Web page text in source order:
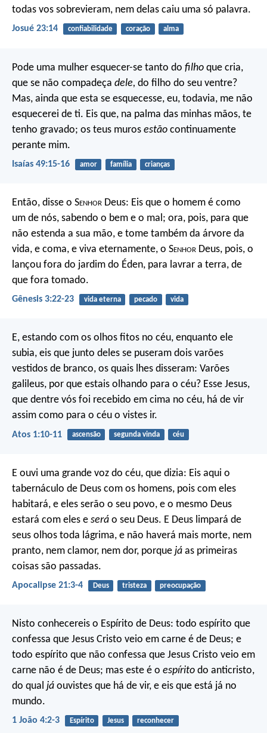
todas vos sobrevieram, nem delas caiu uma só palavra.
Josué 23:14 confiabilidade coração alma
Pode uma mulher esquecer-se tanto do filho que cria,
que se não compadeça dele, do filho do seu ventre?
Mas, ainda que esta se esquecesse, eu, todavia, me não
esquecerei de ti. Eis que, na palma das minhas mãos, te
tenho gravado; os teus muros estão continuamente
perante mim.
Isaías 49:15-16 amor família crianças
Então, disse o Senhor Deus: Eis que o homem é como
um de nós, sabendo o bem e o mal; ora, pois, para que
não estenda a sua mão, e tome também da árvore da
vida, e coma, e viva eternamente, o Senhor Deus, pois, o
lançou fora do jardim do Éden, para lavrar a terra, de
que fora tomado.
Gênesis 3:22-23 vida eterna pecado vida
E, estando com os olhos fitos no céu, enquanto ele
subia, eis que junto deles se puseram dois varões
vestidos de branco, os quais lhes disseram: Varões
galileus, por que estais olhando para o céu? Esse Jesus,
que dentre vós foi recebido em cima no céu, há de vir
assim como para o céu o vistes ir.
Atos 1:10-11 ascensão segunda vinda céu
E ouvi uma grande voz do céu, que dizia: Eis aqui o
tabernáculo de Deus com os homens, pois com eles
habitará, e eles serão o seu povo, e o mesmo Deus
estará com eles e será o seu Deus. E Deus limpará de
seus olhos toda lágrima, e não haverá mais morte, nem
pranto, nem clamor, nem dor, porque já as primeiras
coisas são passadas.
Apocalipse 21:3-4 Deus tristeza preocupação
Nisto conhecereis o Espírito de Deus: todo espírito que
confessa que Jesus Cristo veio em carne é de Deus; e
todo espírito que não confessa que Jesus Cristo veio em
carne não é de Deus; mas este é o espírito do anticristo,
do qual já ouvistes que há de vir, e eis que está já no
mundo.
1 João 4:2-3 Espírito Jesus reconhecer